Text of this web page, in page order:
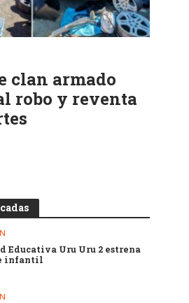
clan armado
robo y reventa
Educativa Uru Uru 2 estrena
infantil